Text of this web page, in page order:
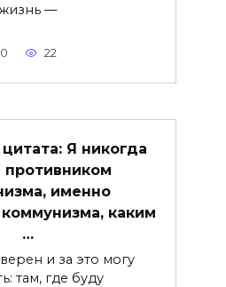
жизнь —
0 22
Я никогда
именно
каким
…
и за это могу
там, где буду